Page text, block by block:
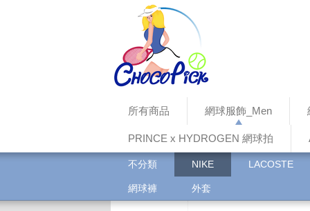
所有商品 網球服飾_Men
PRINCE x HYDROGEN 網球拍
不分類 NIKE LACOSTE
網球褲 外套